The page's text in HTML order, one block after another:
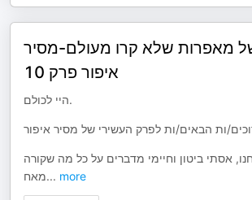
מאפרות שלא קרו מעולם-מסיר
איפור פרק 10
היי לכולם.
אסתי ביטון וחיימי מדברים על כל מה שקורה
מאח... more